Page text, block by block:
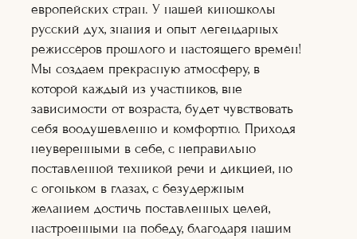
мастерство
Оператор+монт
аж
Режиссура
Художник по
гриму
Теле-
Ораторское
искусство
европейских стран. У нашей киношколы
русский дух, знания и опыт легендарных
режиссёров прошлого и настоящего времён!
Мы создаем прекрасную атмосферу, в
которой каждый из участников, вне
зависимости от возраста, будет чувствовать
себя воодушевленно и комфортно. Приходя
неуверенными в себе, с неправильно
поставленной техникой речи и дикцией, но
с огоньком в глазах, с безудержным
желанием достичь поставленных целей,
настроенными на победу, благодаря нашим